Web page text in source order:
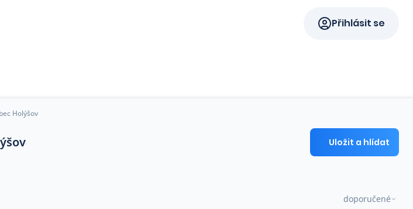
Přihlásit se
Holýšov
Uložit a hlídat
doporučené